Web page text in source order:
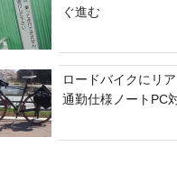
ぐ進む
ロードバイクにリ
通勤仕様ノートPC